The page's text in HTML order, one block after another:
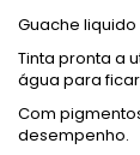
Guache liquido
Tinta pronta a
água para
Com
desempenho.